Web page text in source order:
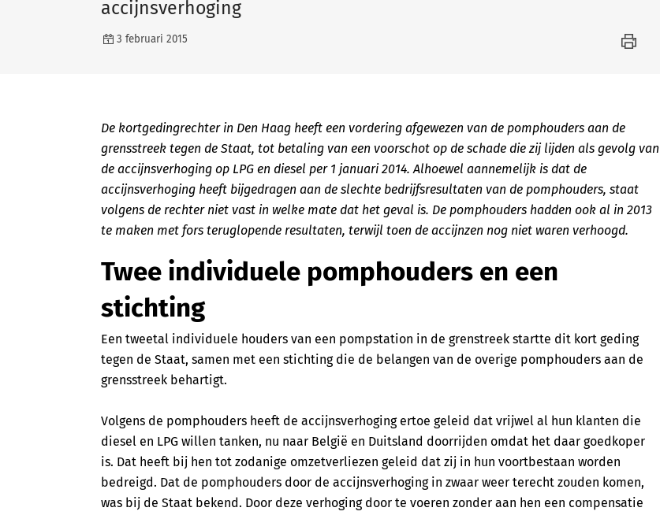
accijnsverhoging
3 februari 2015
De kortgedingrechter in Den Haag heeft een vordering afgewezen van de pomphouders aan de
grensstreek tegen de Staat, tot betaling van een voorschot op de schade die zij lijden als gevolg van
de accijnsverhoging op LPG en diesel per 1 januari 2014. Alhoewel aannemelijk is dat de
accijnsverhoging heeft bijgedragen aan de slechte bedrijfsresultaten van de pomphouders, staat
volgens de rechter niet vast in welke mate dat het geval is. De pomphouders hadden ook al in 2013
te maken met fors teruglopende resultaten, terwijl toen de accijnzen nog niet waren verhoogd.
Twee individuele pomphouders en een
stichting
Een tweetal individuele houders van een pompstation in de grenstreek startte dit kort geding
tegen de Staat, samen met een stichting die de belangen van de overige pomphouders aan de
grensstreek behartigt.
Volgens de pomphouders heeft de accijnsverhoging ertoe geleid dat vrijwel al hun klanten die
diesel en LPG willen tanken, nu naar België en Duitsland doorrijden omdat het daar goedkoper
is. Dat heeft bij hen tot zodanige omzetverliezen geleid dat zij in hun voortbestaan worden
bedreigd. Dat de pomphouders door de accijnsverhoging in zwaar weer terecht zouden komen,
was bij de Staat bekend. Door deze verhoging door te voeren zonder aan hen een compensatie